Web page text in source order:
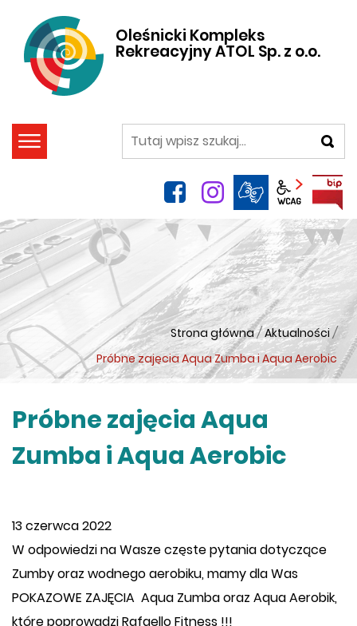
Oleśnicki Kompleks
Rekreacyjny ATOL Sp. z o.o.
szukaj
facebookinstagram
Panel
Strona główna / Aktualności /
Próbne zajęcia Aqua Zumba i Aqua Aerobic
Próbne zajęcia Aqua
Zumba i Aqua Aerobic
13 czerwca 2022
W odpowiedzi na Wasze częste pytania dotyczące
Zumby oraz wodnego aerobiku, mamy dla Was
POKAZOWE ZAJĘCIA Aqua Zumba oraz Aqua Aerobik,
które poprowadziRafaello Fitness !!!